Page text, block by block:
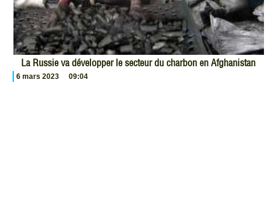
La Russie va développer le secteur du charbon en Afghanistan
6 mars 2023 09:04